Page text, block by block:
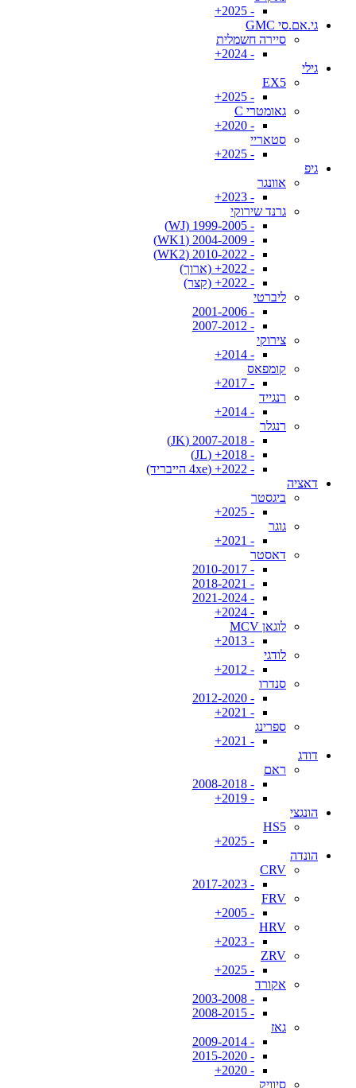
- 2025+
גי.אם.סי GMC
סיירה חשמלית
- 2024+
גילי
EX5
- 2025+
גאומטרי C
- 2020+
סטאריי
- 2025+
גיפ
אוונגר
- 2023+
גרנד שירוקי
- 1999-2005 (WJ)
- 2004-2009 (WK1)
- 2010-2022 (WK2)
- 2022+ (ארוך)
- 2022+ (קצר)
ליברטי
- 2001-2006
- 2007-2012
צירוקי
- 2014+
קומפאס
- 2017+
רנגייד
- 2014+
רנגלר
- 2007-2018 (JK)
- 2018+ (JL)
- 2022+ (4xe הייבריד)
דאציה
ביגסטר
- 2025+
גוגר
- 2021+
דאסטר
- 2010-2017
- 2018-2021
- 2021-2024
- 2024+
לוגאן MCV
- 2013+
לודגי
- 2012+
סנדרו
- 2012-2020
- 2021+
ספרינג
- 2021+
דודג
ראם
- 2008-2018
- 2019+
הונגצי
HS5
- 2025+
הונדה
CRV
- 2017-2023
FRV
- 2005+
HRV
- 2023+
ZRV
- 2025+
אקורד
- 2003-2008
- 2008-2015
גאז
- 2009-2014
- 2015-2020
- 2020+
סיוויק